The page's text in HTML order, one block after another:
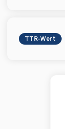
TTR-Wert